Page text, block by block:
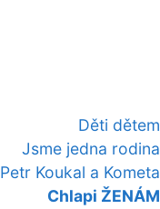
Děti dětem
Jsme jedna rodina
Petr Koukal a Kometa
Chlapi ŽENÁM